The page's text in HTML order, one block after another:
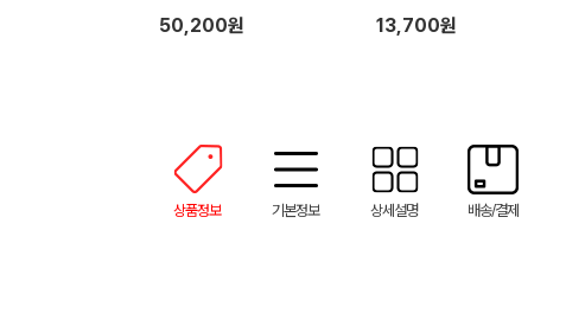
50,200원 13,700원
상품정보 기본정보 상세설명 배송/결제